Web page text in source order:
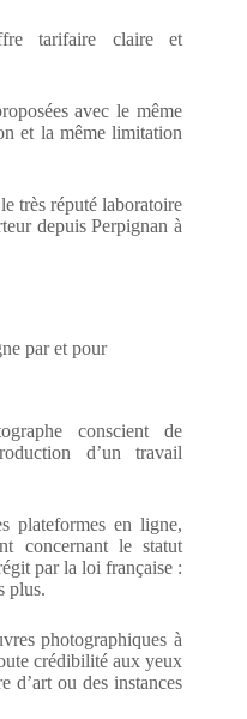
tarifaire claire et
avec le même
et la même limitation
très réputé laboratoire
depuis Perpignan à
par et pour
conscient de
d’un travail
plateformes en ligne,
concernant le statut
par la loi française :
plus.
photographiques à
crédibilité aux yeux
d’art ou des instances